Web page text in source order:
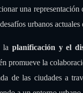
la inteligencia
una
laplanificación y el
promueve la